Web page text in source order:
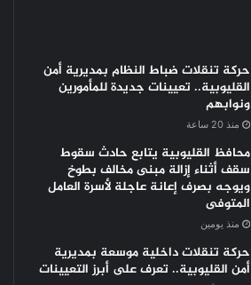
حركة تنقلات ضباط النظام بمديرية أمن
القليوبية.. تعيينات جديدة للمأمورين
ونوابهم
منذ 20 ساعة
محافظ القليوبية يتابع حادث سقوط
سقف أثناء إزالة مبنى مخالف بطوخ
ويوجه بصرف إعانة عاجلة لأسرة العامل
المتوفى
منذ يومين
حركة تنقلات داخلية موسعة بمديرية
أمن القليوبية.. تعرف على أبرز التعيينات